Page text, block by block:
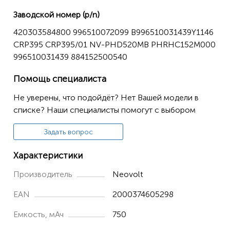
SCD520/00
SCD520/60
SCD525
SCD560/10
SCD570/10
SCD730/86
Заводской номер (p/n)
420303584800 996510072099 B996510031439Y1146
CRP395 CRP395/01 NV-PHD520MB PHRHC152M000
996510031439 884152500540
Помощь специалиста
Не уверены, что подойдёт? Нет Вашей модели в
списке? Наши специалисты помогут с выбором
Задать вопрос
Характеристики
Производитель Neovolt
EAN 2000374605298
Емкость, мАч 750